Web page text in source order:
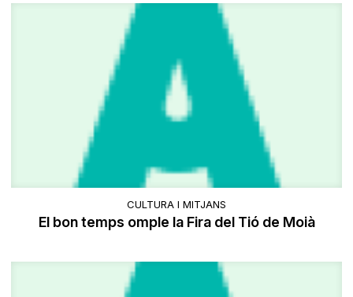
CULTURA I MITJANS
El bon temps omple la Fira del Tió de Moià